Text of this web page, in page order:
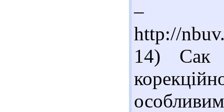
–
http://
14) Сак